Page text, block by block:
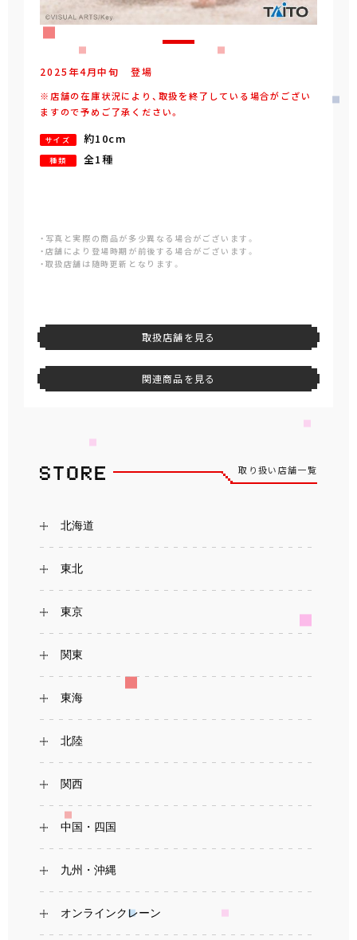
2025年4月中旬 登場
※店舗の在庫状況により、取扱を終了している場合がござい
ますので予めご了承ください。
サイズ 約10cm
種類 全1種
・写真と実際の商品が多少異なる場合がございます。
・店舗により登場時期が前後する場合がございます。
・取扱店舗は随時更新となります。
取扱店舗を見る
関連商品を見る
取り扱い店舗一覧
北海道
東北
東京
関東
東海
北陸
関西
中国・四国
九州・沖縄
オンラインクレーン